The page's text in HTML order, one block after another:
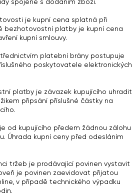
je kupní cena splatná při
bezhotovostní platby je kupní cena
kupní smlouvy.
platební brány postupuje
poskytovatele elektronických
platby je závazek kupujícího uhradit
připsání příslušné částky na
od kupujícího předem žádnou zálohu
Úhrada kupní ceny před odesláním
tržeb je prodávající povinen vystavit
je povinen zaevidovat přijatou
v případě technického výpadku